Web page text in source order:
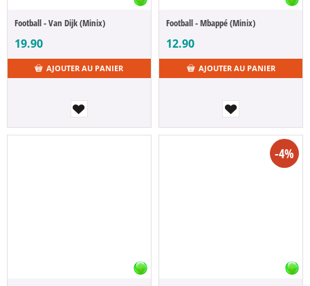
Football - Van Dijk (Minix)
19.90
AJOUTER AU PANIER
Football - Mbappé (Minix)
12.90
AJOUTER AU PANIER
-4%